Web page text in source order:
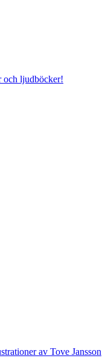
och ljudböcker!
av Tove Jansson